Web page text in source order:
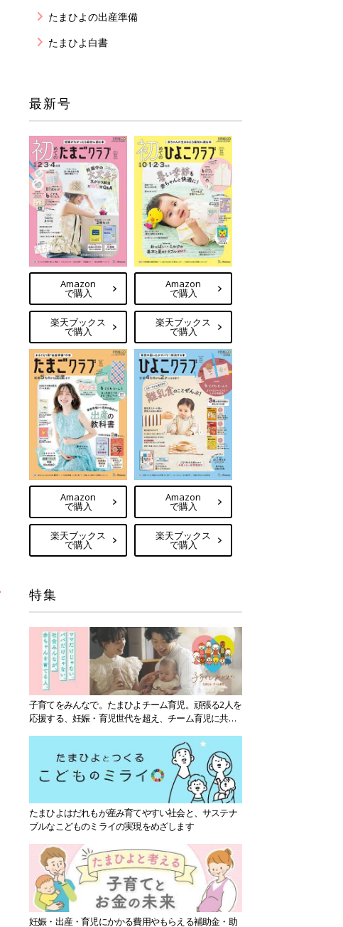
たまひよの出産準備
たまひよ白書
最新号
Amazon
で購入
楽天ブックス
で購入
Amazon
で購入
楽天ブックス
で購入
Amazon
で購入
楽天ブックス
で購入
Amazon
で購入
楽天ブックス
で購入
特集
子育てをみんなで。たまひよチーム育児。頑張る2人を
応援する、妊娠・育児世代を超え、チーム育児に共感
たまひよはだれもが産み育てやすい社会と、サステナ
ブルなこどものミライの実現をめざします
妊娠・出産・育児にかかる費用やもらえる補助金・助